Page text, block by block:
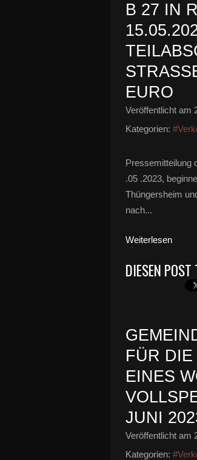
B 27 IN
URO
Veröffentlicht am
Kategorien:
Pressemitteilung
.05 .2023,
Thüngersheim
nach...
Weiterlesen
DIESEN POST
FÜR
EINES
JUNI
Veröffentlicht am
Kategorien: